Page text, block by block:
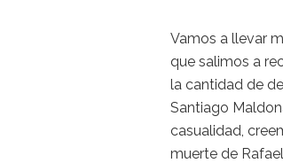
Vamos a llevar
que salimos a
la cantidad de
Santiago
casualidad,
muerte de